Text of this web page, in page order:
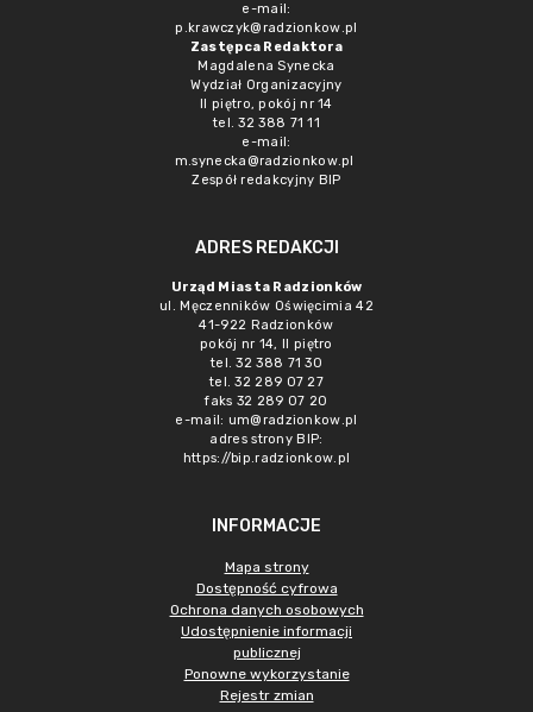
e-mail:
p.krawczyk@radzionkow.pl
Zastępca Redaktora
Magdalena Synecka
Wydział Organizacyjny
II piętro, pokój nr 14
tel. 32 388 71 11
e-mail:
m.synecka@radzionkow.pl
Zespół redakcyjny BIP
ADRES REDAKCJI
Urząd Miasta Radzionków
ul. Męczenników Oświęcimia 42
41-922 Radzionków
pokój nr 14, II piętro
tel. 32 388 71 30
tel. 32 289 07 27
faks 32 289 07 20
e-mail: um@radzionkow.pl
adres strony BIP:
https://bip.radzionkow.pl
INFORMACJE
Mapa strony
Dostępność cyfrowa
Ochrona danych osobowych
Udostępnienie informacji
publicznej
Ponowne wykorzystanie
Rejestr zmian